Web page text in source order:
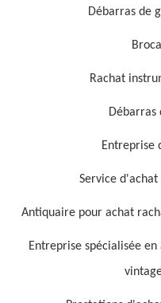
Débarras de
Rachat
Débarras
Entreprise
Service
Antiquaire pour achat
Entreprise spécialisée